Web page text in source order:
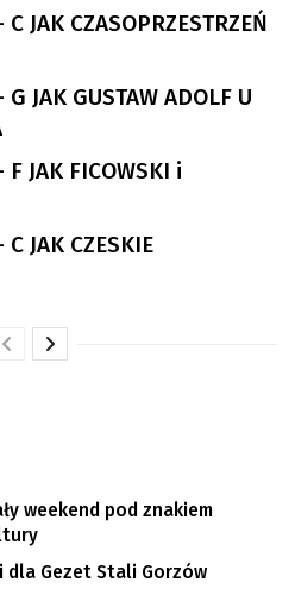
JAK CZASOPRZESTRZEŃ
JAK GUSTAW ADOLF U
JAK FICOWSKI i
JAK CZESKIE
weekend pod znakiem
dla Gezet Stali Gorzów